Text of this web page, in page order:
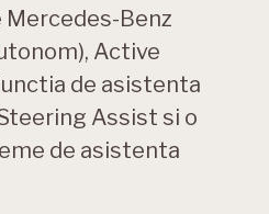
Benz
Active
de asistenta
Assist si o
de asistenta